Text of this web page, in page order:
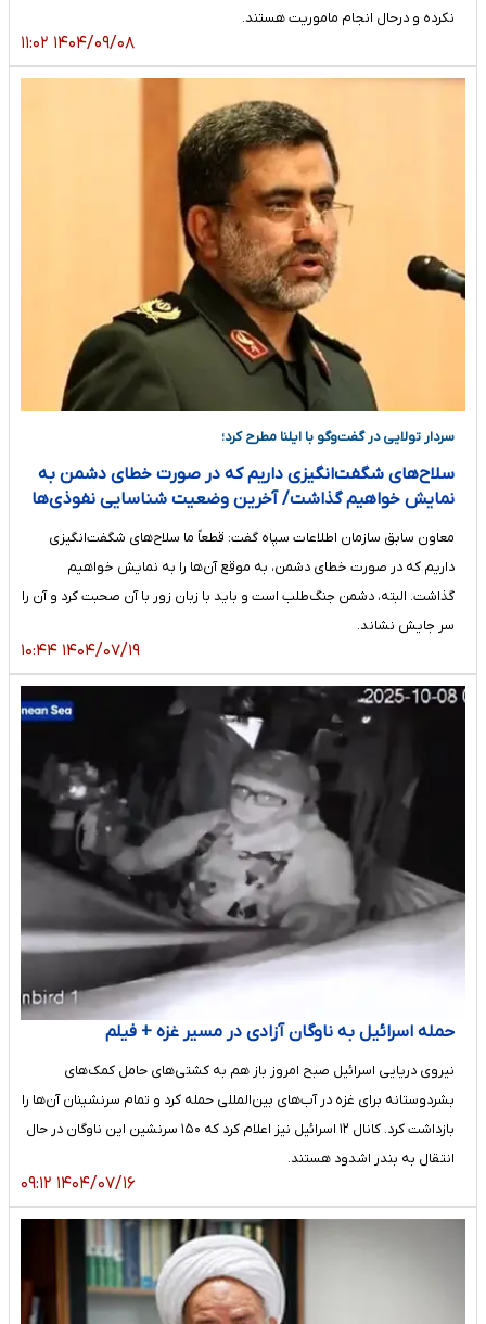
نکرده و درحال انجام ماموریت هستند.
۱۴۰۴/۰۹/۰۸ ۱۱:۰۲
سردار تولایی در گفت‌وگو با ایلنا مطرح کرد؛
سلاح‌های شگفت‌انگیزی داریم که در صورت خطای دشمن به
نمایش خواهیم گذاشت/ آخرین وضعیت شناسایی نفوذی‌ها
معاون سابق سازمان اطلاعات سپاه گفت: قطعاً ما سلاح‌های شگفت‌انگیزی
داریم که در صورت خطای دشمن، به موقع آن‌ها را به نمایش خواهیم
گذاشت. البته، دشمن جنگ‌طلب است و باید با زبان زور با آن صحبت کرد و آن را
سر جایش نشاند.
۱۴۰۴/۰۷/۱۹ ۱۰:۴۴
حمله اسرائیل به ناوگان آزادی در مسیر غزه + فیلم
نیروی دریایی اسرائیل صبح امروز باز هم به کشتی‌های حامل کمک‌های
بشردوستانه برای غزه در آب‌های بین‌المللی حمله کرد و تمام سرنشینان آن‌ها را
بازداشت کرد. کانال ۱۲ اسرائیل نیز اعلام کرد که ۱۵۰ سرنشین این ناوگان در حال
انتقال به بندر اشدود هستند.
۱۴۰۴/۰۷/۱۶ ۰۹:۱۲